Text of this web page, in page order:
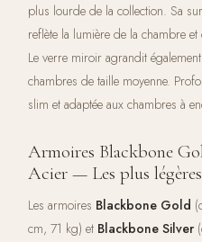
plus lourde de la collection. Sa
reflète la lumière de la chambre
Le verre miroir agrandit
chambres de taille moyenne.
slim et adaptée aux chambres à
Armoires Blackbone
Acier — Les plus légères
Les armoires Blackbone Gold
cm, 71 kg) et Blackbone Silver